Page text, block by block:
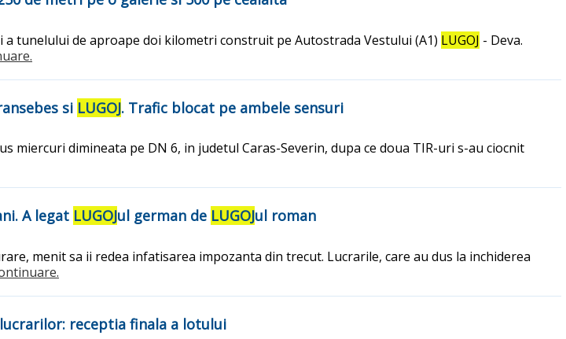
tunelului de aproape doi kilometri construit pe Autostrada Vestului (A1) LUGOJ - Deva.
si LUGOJ. Trafic blocat pe ambele sensuri
dimineata pe DN 6, in judetul Caras-Severin, dupa ce doua TIR-uri s-au ciocnit
A legat LUGOJul german de LUGOJul roman
menit sa ii redea infatisarea impozanta din trecut. Lucrarile, care au dus la inchiderea
receptia finala a lotului